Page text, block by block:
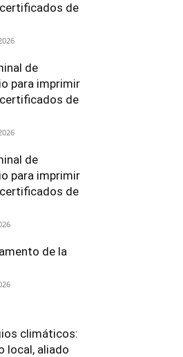
de
de
para imprimir
de
de
para imprimir
de
de la
climáticos:
local, aliado